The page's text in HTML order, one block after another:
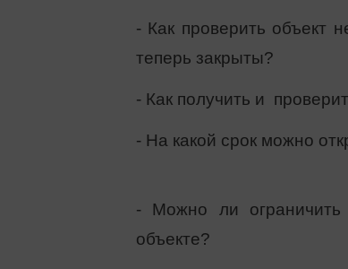
- Как проверить объект
теперь закрыты?
- Как получить и
- На какой срок можно
- Можно ли ограничить
объекте?